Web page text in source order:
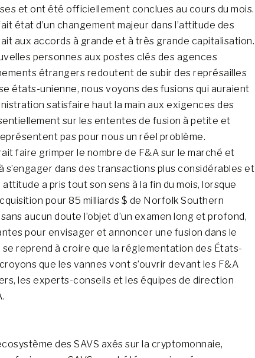
et ont été officiellement conclues au cours du mois.
état d’un changement majeur dans l’attitude des
aux accords à grande et à très grande capitalisation.
personnes aux postes clés des agences
étrangers redoutent de subir des représailles
états-unienne, nous voyons des fusions qui auraient
satisfaire haut la main aux exigences des
sur les ententes de fusion à petite et
pas pour nous un réel problème.
faire grimper le nombre de F&A sur le marché et
dans des transactions plus considérables et
a pris tout son sens à la fin du mois, lorsque
pour 85 milliards $ de Norfolk Southern
aucun doute l’objet d’un examen long et profond,
pour envisager et annoncer une fusion dans le
reprend à croire que la réglementation des États-
que les vannes vont s’ouvrir devant les F&A
les experts-conseils et les équipes de direction
des SAVS axés sur la cryptomonnaie,